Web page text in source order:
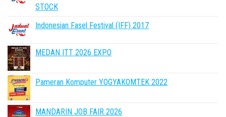
STOCK
Indonesian Fasel Festival (IFF) 2017
MEDAN ITT 2026 EXPO
Pameran Komputer YOGYAKOMTEK 2022
MANDARIN JOB FAIR 2026